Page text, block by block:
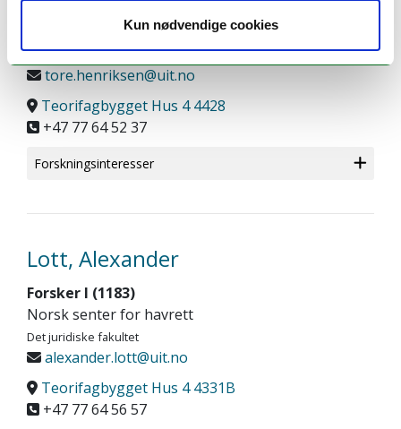
Kun nødvendige cookies
Norsk senter for havrett
Det juridiske fakultet
tore.henriksen@uit.no
Teorifagbygget Hus 4 4428
+47 77 64 52 37
Forskningsinteresser
Lott, Alexander
Forsker I (1183)
Norsk senter for havrett
Det juridiske fakultet
alexander.lott@uit.no
Teorifagbygget Hus 4 4331B
+47 77 64 56 57